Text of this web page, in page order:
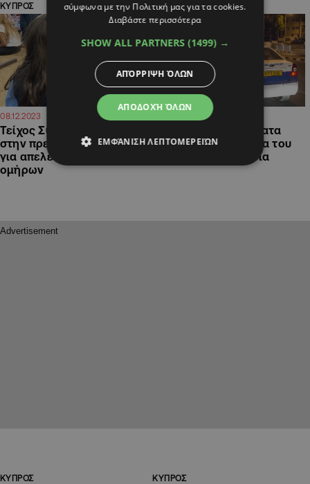
ΚΥΠΡΟΣ
08.12.2023
Τείχος Συμπαράστασης
στην πρεσβεία του Ισραήλ
για απελευθέρωση των
ομήρων
ΚΥΠΡΟΣ
09:07
Έκρηξη τα ξημερώματα
κοντά στην Πρεσβεία του
Ισραήλ στη Λευκωσία
ΚΥΠΡΟΣ ΚΥΠΡΟΣ
σύμφωνα με την Πολιτική μας για τα cookies.
Διαβάστε περισσότερα
SHOW ALL PARTNERS (1499) →
ΑΠΟΔΟΧΉ ΌΛΩΝ
ΑΠΌΡΡΙΨΗ ΌΛΩΝ
ΕΜΦΆΝΙΣΗ ΛΕΠΤΟΜΕΡΕΙΏΝ